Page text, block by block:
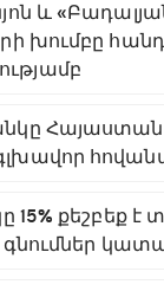
և
խումբը
15% քեշբեք է
գնումներ